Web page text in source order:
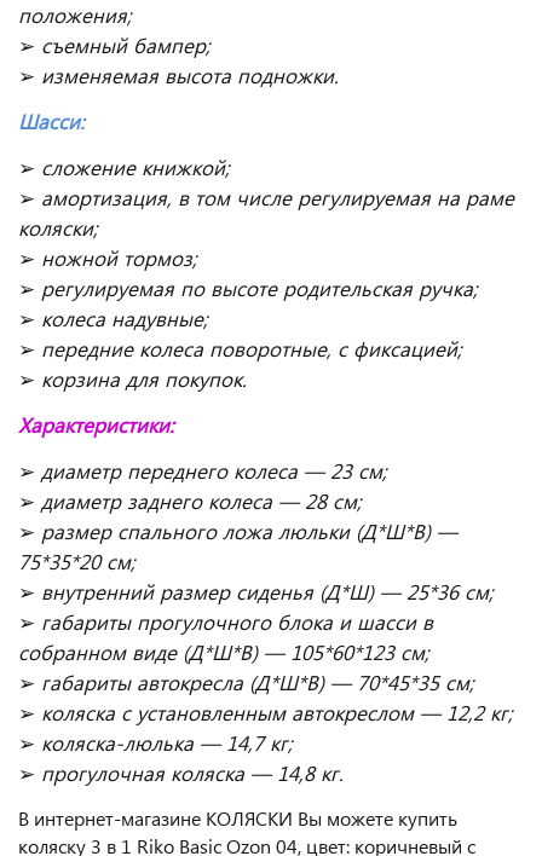
положения;
➢ съемный бампер;
➢ изменяемая высота подножки.
Шасси:
➢ сложение книжкой;
➢ амортизация, в том числе регулируемая на раме
коляски;
➢ ножной тормоз;
➢ регулируемая по высоте родительская ручка;
➢ колеса надувные;
➢ передние колеса поворотные, с фиксацией;
➢ корзина для покупок.
Характеристики:
➢ диаметр переднего колеса — 23 см;
➢ диаметр заднего колеса — 28 см;
➢ размер спального ложа люльки (Д*Ш*В) —
75*35*20 см;
➢ внутренний размер сиденья (Д*Ш) — 25*36 см;
➢ габариты прогулочного блока и шасси в
собранном виде (Д*Ш*В) — 105*60*123 см;
➢ габариты автокресла (Д*Ш*В) — 70*45*35 см;
➢ коляска с установленным автокреслом — 12,2 кг;
➢ коляска-люлька — 14,7 кг;
➢ прогулочная коляска — 14,8 кг.
В интернет-магазине КОЛЯСКИ Вы можете купить
коляску 3 в 1 Riko Basic Ozon 04, цвет: коричневый с